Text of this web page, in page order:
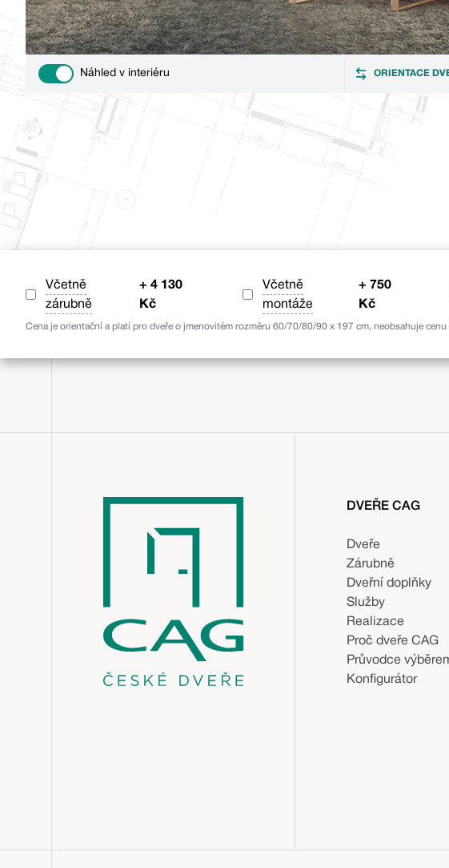
Use settingNáhled v interiéru ORIENTACE
Včetně
zárubně
+ 4 130
Kč
Včetně
montáže
+ 750
Kč
Cena je orientační a platí pro dveře o jmenovitém rozměru 60/70/80/90 x 197 cm, neobsahuje cenu
DVEŘE CAG
Dveře
Zárubně
Dveřní doplňky
Služby
Realizace
Proč dveře CAG
Průvodce
Konfigurátor